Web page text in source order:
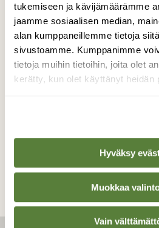
tukemiseen ja kävijämäärämme
jaamme sosiaalisen median,
alan kumppaneillemme tietoja
sivustoamme. Kumppanimme
tietoja muihin tietoihin, joita olet
kerätty, kun olet käyttänyt heidän
Hyväksy
Muokkaa
Vain
Lehvälude.
Valokuvaaja: Kaarlo
TAKAISIN